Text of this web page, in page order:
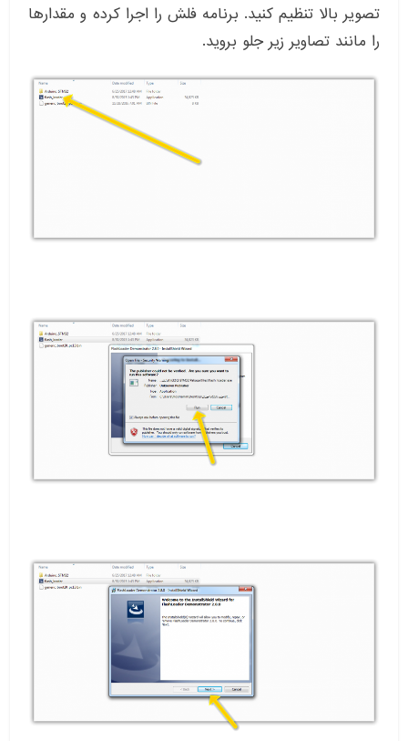
تصویر بالا تنظیم کنید. برنامه فلش را اجرا کرده و مقدارها
را مانند تصاویر زیر جلو بروید.